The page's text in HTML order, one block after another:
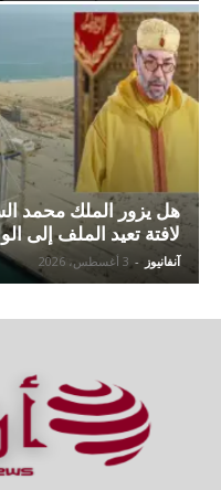
هل يزور الملك محمد
لافتة تعيد الملف إلى
آنفانيوز - 3 أغسطس، 2026